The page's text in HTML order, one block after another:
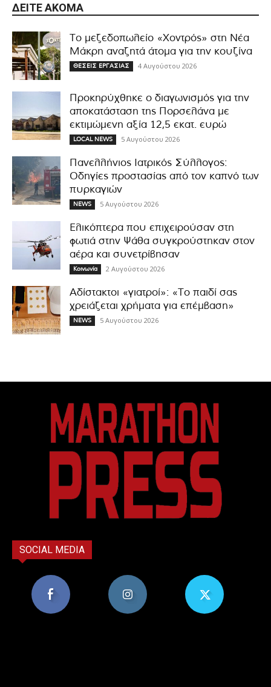
ΔΕΊΤΕ ΑΚΌΜΑ
Το μεζεδοπωλείο «Χοντρός» στη Νέα
Μάκρη αναζητά άτομα για την κουζίνα
ΘΕΣΕΙΣ ΕΡΓΑΣΙΑΣ 4 Αυγούστου 2026
Προκηρύχθηκε ο διαγωνισμός για την
αποκατάσταση της Πορσελάνα με
εκτιμώμενη αξία 12,5 εκατ. ευρώ
LOCAL NEWS 5 Αυγούστου 2026
Πανελλήνιος Ιατρικός Σύλλογος:
Οδηγίες προστασίας από τον καπνό των
πυρκαγιών
NEWS 5 Αυγούστου 2026
Ελικόπτερα που επιχειρούσαν στη
φωτιά στην Ψάθα συγκρούστηκαν στον
αέρα και συνετρίβησαν
Κοινωνία 2 Αυγούστου 2026
Αδίστακτοι «γιατροί»: «Το παιδί σας
χρειάζεται χρήματα για επέμβαση»
NEWS 5 Αυγούστου 2026
SOCIAL MEDIA